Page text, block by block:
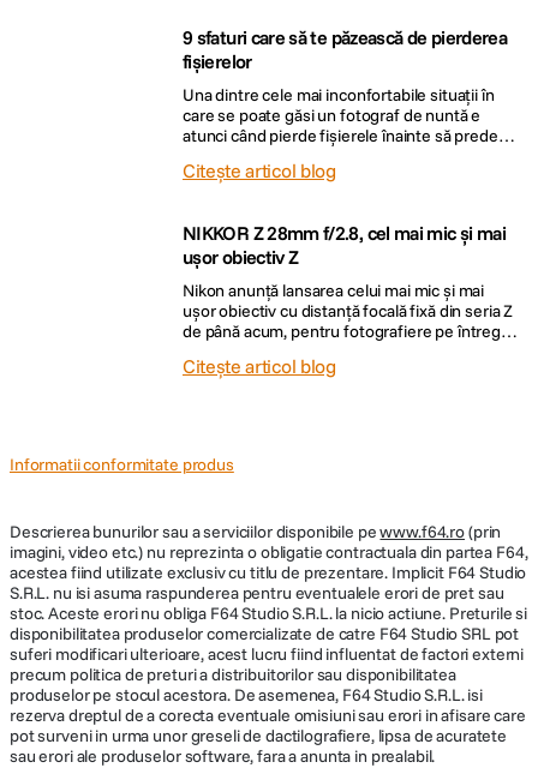
cameră mică, rapidă […]
9 sfaturi care să te păzească de pierderea
fișierelor
Una dintre cele mai inconfortabile situații în
care se poate găsi un fotograf de nuntă e
atunci când pierde fișierele înainte să predea
cauza camerei, din cauza cardurilor, din cauza
metoda lui de a se păzi de astfel […]
Citește articol blog
NIKKOR Z 28mm f/2.8, cel mai mic și mai
ușor obiectiv Z
Nikon anunță lansarea celui mai mic și mai
ușor obiectiv cu distanță focală fixă din seria Z
de până acum, pentru fotografiere pe întregul
de 28 mm cu distanță focală fixă și deschidere
Citește articol blog
Informatii conformitate produs
Descrierea bunurilor sau a serviciilor disponibile pewww.f64.ro(prin
imagini, video etc.) nu reprezinta o obligatie contractuala din partea F64,
acestea fiind utilizate exclusiv cu titlu de prezentare. Implicit F64 Studio
S.R.L. nu isi asuma raspunderea pentru eventualele erori de pret sau
stoc. Aceste erori nu obliga F64 Studio S.R.L. la nicio actiune. Preturile si
disponibilitatea produselor comercializate de catre F64 Studio SRL pot
suferi modificari ulterioare, acest lucru fiind influentat de factori externi
precum politica de preturi a distribuitorilor sau disponibilitatea
produselor pe stocul acestora. De asemenea, F64 Studio S.R.L. isi
rezerva dreptul de a corecta eventuale omisiuni sau erori in afisare care
pot surveni in urma unor greseli de dactilografiere, lipsa de acuratete
sau erori ale produselor software, fara a anunta in prealabil.